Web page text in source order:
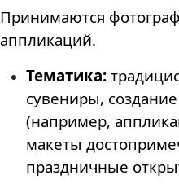
Принимаются
аппликаций.
Тематика:
сувениры,
(например,
макеты
праздничные